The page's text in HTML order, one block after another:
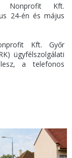
Nonprofit Kft.
24-én és május
Kft. Győr
ügyfélszolgálati
a telefonos